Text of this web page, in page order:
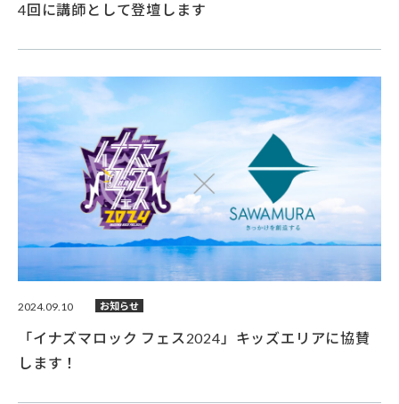
4回に講師として登壇します
2024.09.10 お知らせ
「イナズマロック フェス2024」キッズエリアに協賛
します！